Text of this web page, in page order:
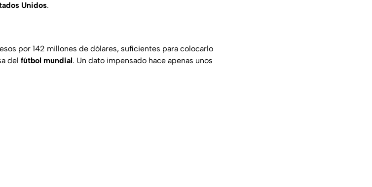
Unidos.
por 142 millones de dólares, suficientes para colocarlo
del fútbol mundial. Un dato impensado hace apenas unos